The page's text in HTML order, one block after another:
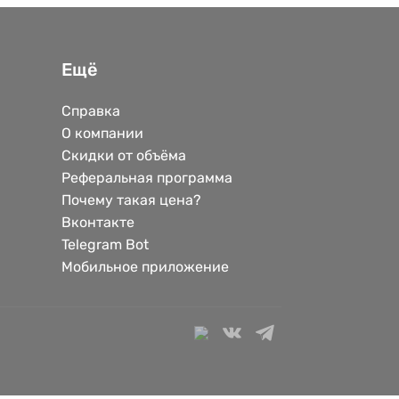
Ещё
Справка
О компании
Скидки от объёма
Реферальная программа
Почему такая цена?
Вконтакте
Telegram Bot
Мобильное приложение